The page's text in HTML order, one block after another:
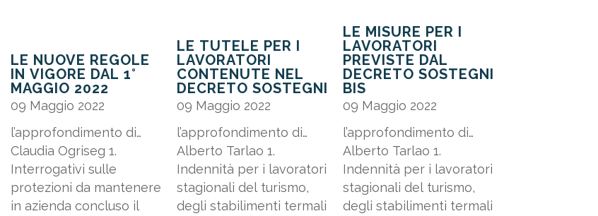
LE NUOVE REGOLE
IN VIGORE DAL 1°
MAGGIO 2022
09 Maggio 2022
l’approfondimento di…
Claudia Ogriseg 1.
Interrogativi sulle
protezioni da mantenere
in azienda concluso il
LE TUTELE PER I
LAVORATORI
CONTENUTE NEL
DECRETO SOSTEGNI
09 Maggio 2022
l’approfondimento di…
Alberto Tarlao 1.
Indennità per i lavoratori
stagionali del turismo,
degli stabilimenti termali
LE MISURE PER I
LAVORATORI
PREVISTE DAL
DECRETO SOSTEGNI
BIS
09 Maggio 2022
l’approfondimento di…
Alberto Tarlao 1.
Indennità per i lavoratori
stagionali del turismo,
degli stabilimenti termali